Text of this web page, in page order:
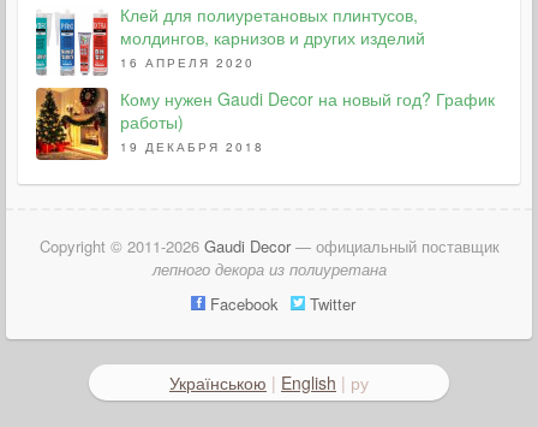
Клей для полиуретановых плинтусов,
молдингов, карнизов и других изделий
16 АПРЕЛЯ 2020
Кому нужен Gaudi Decor на новый год? График
работы)
19 ДЕКАБРЯ 2018
Copyright © 2011-2026 Gaudi Decor— официальный поставщик
лепного декора из полиуретана
Facebook
Twitter
Українською | English | ру